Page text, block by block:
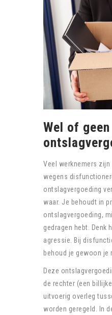
Wel of
Veel werknemers
wegens
ontslagvergoeding
waar. Je behoudt in
ontslagvergoeding,
gedragen hebt.
agressie. Bij
behoud je gewoon je
Deze
de rechter (een
uitvoerig overleg
worden geregeld. In